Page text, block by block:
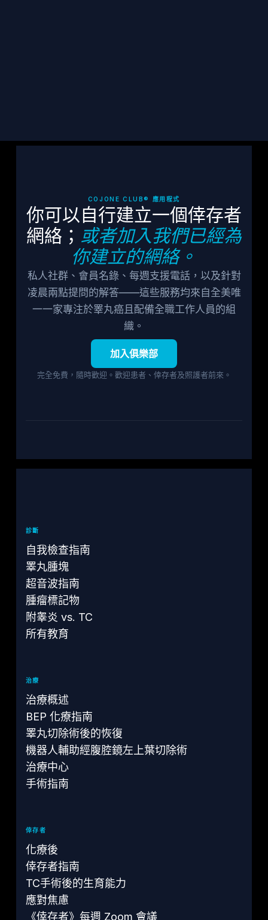
COJONE CLUB® 應用程式
你可以自行建立一個倖存者
網絡； 或者加入我們已經為
你建立的網絡。
私人社群、會員名錄、每週支援電話，以及針對
凌晨兩點提問的解答——這些服務均來自全美唯
一一家專注於睪丸癌且配備全職工作人員的組
織。
加入俱樂部
完全免費，隨時歡迎。歡迎患者、倖存者及照護者前來。
診斷
自我檢查指南
睪丸腫塊
超音波指南
腫瘤標記物
附睾炎 vs. TC
所有教育
治療
治療概述
BEP 化療指南
睪丸切除術後的恢復
機器人輔助經腹腔鏡左上葉切除術
治療中心
手術指南
倖存者
化療後
倖存者指南
TC手術後的生育能力
應對焦慮
《倖存者》每週 Zoom 會議